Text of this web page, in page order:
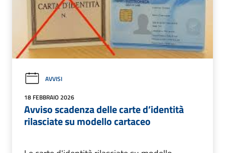
AVVISI
18 FEBBRAIO 2026
Avviso scadenza delle carte d’identità
rilasciate su modello cartaceo